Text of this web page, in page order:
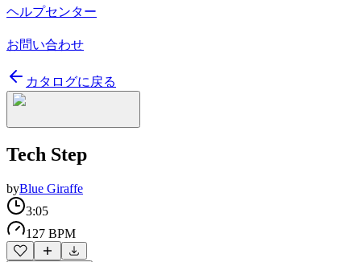
ヘルプセンター
お問い合わせ
カタログに戻る
Tech Step
byBlue Giraffe
3:05
127 BPM